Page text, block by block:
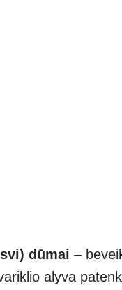
dūmai –
alyva